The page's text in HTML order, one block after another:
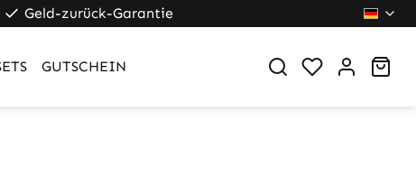
Geld-zurück-Garantie
GUTSCHEIN